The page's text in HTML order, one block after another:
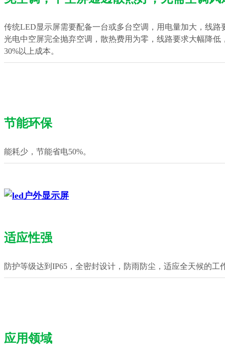
传统LED显示屏需要配备一台或多台空调，用电量加大，线路
光电中空屏完全抛弃空调，散热费用为零，线路要求大幅降低
30%以上成本。
节能环保
能耗少，节能省电50%。
适应性强
防护等级达到IP65，全密封设计，防雨防尘，适应全天候的工
应用领域